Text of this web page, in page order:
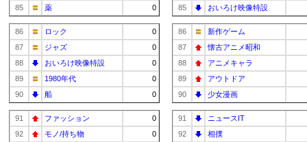
85
薬 0
86 ロック
0
87
ジャズ
0
88
おいろけ映像特設
0
89
1980年代
0
90
船 0
91 ファッション
0
92
モノ/持ち物
0
85
おいろけ映像特設
86
新作ゲーム
87
懐古アニメ昭和
88
アニメキャラ
89
アウトドア
90
少女漫画
91
ニュースIT
92
相撲